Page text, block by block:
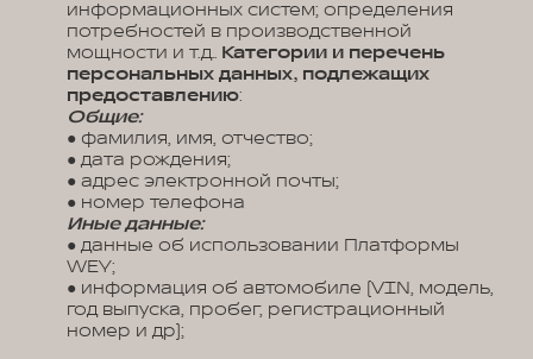
информационных систем; определения
потребностей в производственной
мощности и т.д.. Категории и перечень
персональных данных, подлежащих
предоставлению:
Общие:
● фамилия, имя, отчество;
● дата рождения;
● адрес электронной почты;
● номер телефона
Иные данные:
● данные об использовании Платформы
WEY;
● информация об автомобиле (VIN, модель,
год выпуска, пробег, регистрационный
номер и др);